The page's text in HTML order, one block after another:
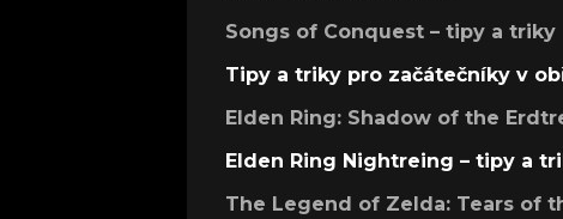
Songs of Conquest – tipy a triky
Tipy a triky pro začátečníky v
Elden Ring: Shadow of the
Elden Ring Nightreing – tipy a
The Legend of Zelda: Tears of